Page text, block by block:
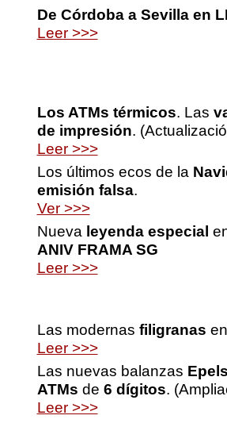
De Córdoba a Sevilla en
Leer >>>
Los ATMs térmicos. Las
de impresión.
Leer >>>
Los últimos ecos de la
emisión falsa.
Ver >>>
Nueva leyenda especial
ANIV FRAMA SG
Leer >>>
Las modernas filigranas
Leer >>>
Las nuevas balanzas
ATMs de 6 dígitos.
Leer >>>